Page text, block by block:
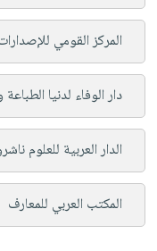
المركز القومي
دار الوفاء لدنيا
الدار العربية للعلوم
المكتب العربي للمعارف